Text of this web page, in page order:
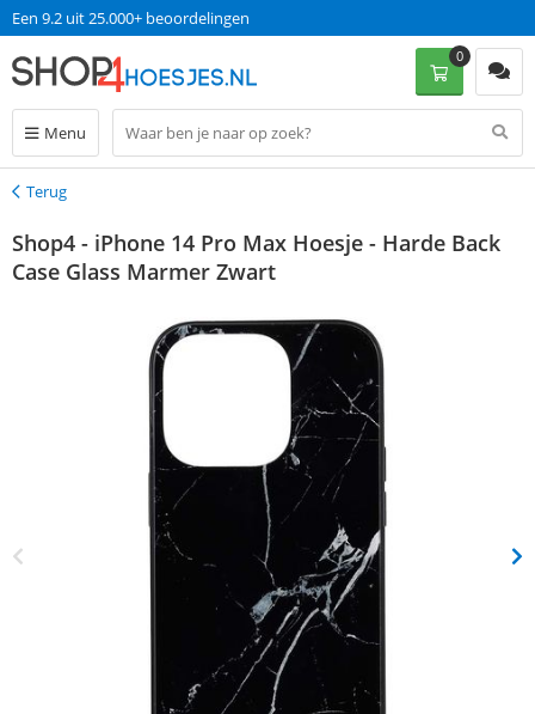
Een 9.2 uit 25.000+ beoordelingen
Menu
0
Terug
Terug
Shop4 - iPhone 14 Pro Max Hoesje - Harde Back
Case Glass Marmer Zwart